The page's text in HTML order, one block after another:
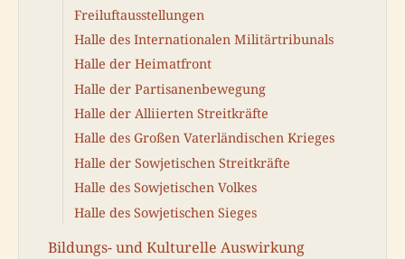
Freiluftausstellungen
Halle des Internationalen Militärtribunals
Halle der Heimatfront
Halle der Partisanenbewegung
Halle der Alliierten Streitkräfte
Halle des Großen Vaterländischen Krieges
Halle der Sowjetischen Streitkräfte
Halle des Sowjetischen Volkes
Halle des Sowjetischen Sieges
Bildungs- und Kulturelle Auswirkung